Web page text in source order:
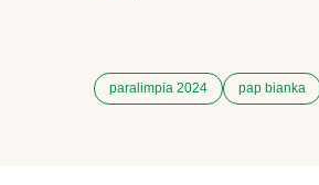
paralimpia 2024 pap bianka